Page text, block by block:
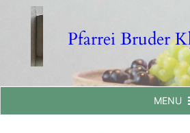
Pfarrei Bruder
MENU